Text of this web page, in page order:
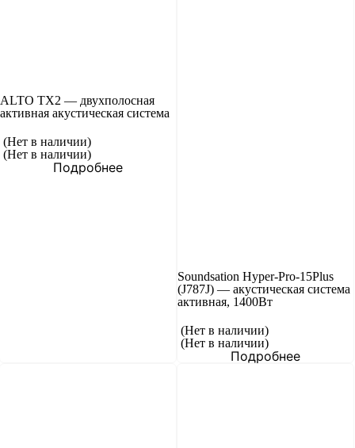
ALTO TX2 — двухполосная
активная акустическая система
(Нет в наличии)
(Нет в наличии)
Подробнее
Soundsation Hyper-Pro-15Plus
(J787J) — акустическая система
активная, 1400Вт
(Нет в наличии)
(Нет в наличии)
Подробнее